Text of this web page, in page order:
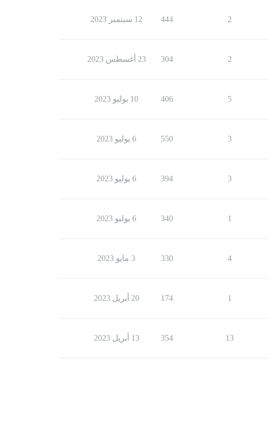
2
444 12 سبتمبر 2023
2
304 23 أغسطس 2023
5
406 10 يوليو 2023
3
550 6 يوليو 2023
3
394 6 يوليو 2023
1
340 6 يوليو 2023
4
330 3 مايو 2023
1
174 20 أبريل 2023
13
354 13 أبريل 2023